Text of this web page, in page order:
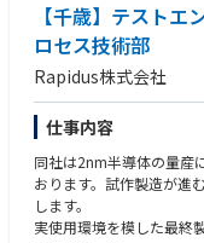
・装置のサポート：メ
・アップグレードキット
・アジアを中心とした他
エスカレーション対応：
・国内テクニカルグルー
・US含むサポート部隊
②稼働装置改善に関するサ
プロジェクト参加、デー
価、展開
③次世代装置導入サポー
・立ち上げ、調整、性能
検査装置を扱ったご経験
▼ 半導体・製造プロセス系
半導体製造装置メーカー
生産技術、歩留まり改善
以下いずれかの製品・
Deposition（薄膜）
Etching（エッチング）
Wet Clean（洗浄）
PLP／パネル加工
▼ 電気・機械・設計・IT
電気・機械図面、回路図
【千歳】テスト
ロセス技術部
Rapidus株式会社
仕事内容
同社は2nm半導体の量産
おります。試作製造が進
します。
実使用環境を模した最終